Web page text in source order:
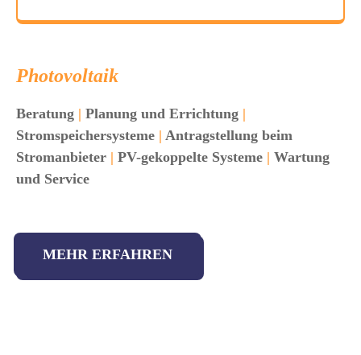
Photovoltaik
Beratung | Planung und Errichtung |
Stromspeichersysteme | Antragstellung beim
Stromanbieter | PV-gekoppelte Systeme | Wartung
und Service
MEHR ERFAHREN